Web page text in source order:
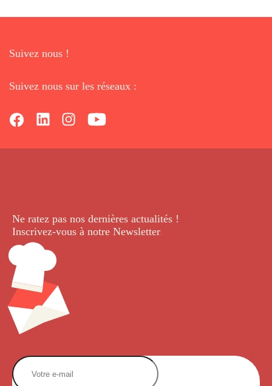
Suivez nous !
Suivez nous sur les réseaux :
Ne ratez pas nos dernières actualités !
Inscrivez-vous à notre Newsletter.